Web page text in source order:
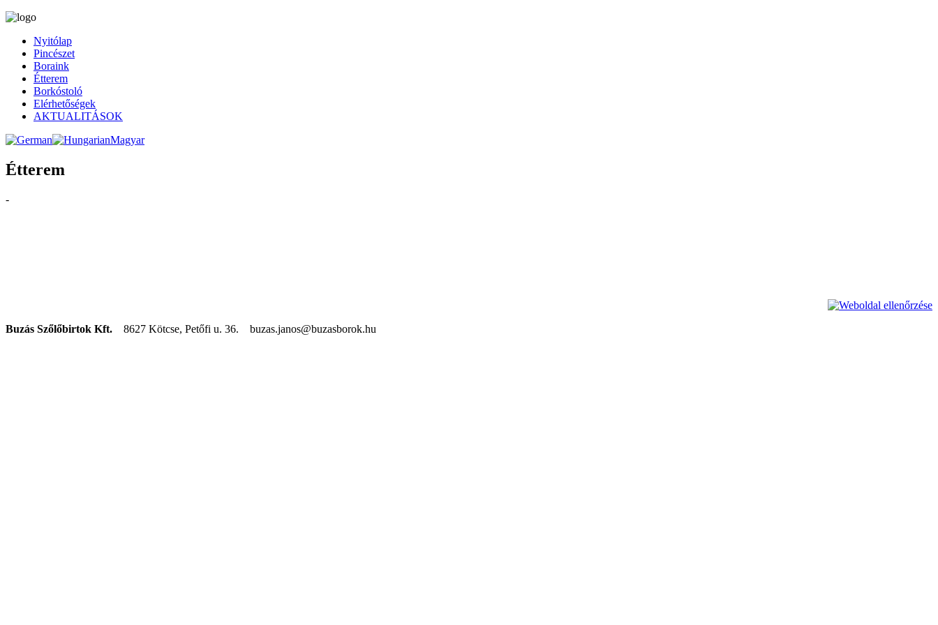
Nyitólap
Pincészet
Boraink
Étterem
Borkóstoló
Elérhetőségek
AKTUALITÁSOK
Étterem
-
Buzás Szőlőbirtok Kft. 8627 Kötcse, Petőfi u. 36. buzas.janos@buzasborok.hu